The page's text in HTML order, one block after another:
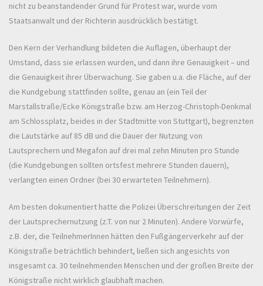
nicht zu beanstandender Grund für Protest war, wurde vom
Staatsanwalt und der Richterin ausdrücklich bestätigt.
Den Kern der Verhandlung bildeten die Auflagen, überhaupt der
Umstand, dass sie erlassen wurden, und dann ihre Genauigkeit – und
die Genauigkeit ihrer Überwachung. Sie gaben u.a. die Fläche, auf der
die Kundgebung stattfinden sollte, genau an (ein Teil der
Marstallstraße/Ecke Königstraße bzw. am Herzog-Christoph-Denkmal
am Schlossplatz, beides in der Stadtmitte von Stuttgart), begrenzten
die Lautstärke auf 85 dB und die Dauer der Nutzung von
Lautsprechern und Megafon auf drei mal zehn Minuten pro Stunde
(die Kundgebungen sollten ortsfest mehrere Stunden dauern),
verlangten einen Ordner (bei 30 erwarteten Teilnehmern).
Am besten dokumentiert hatte die Polizei Überschreitungen der Zeit
der Lautsprechernutzung (z.T. von nur 2 Minuten). Andere Vorwürfe,
z.B. der, die TeilnehmerInnen hätten den Fußgängerverkehr auf der
Königstraße beträchtlich behindert, ließen sich angesichts von
insgesamt ca. 30 teilnehmenden Menschen und der großen Breite der
Königstraße nicht wirklich glaubhaft machen.